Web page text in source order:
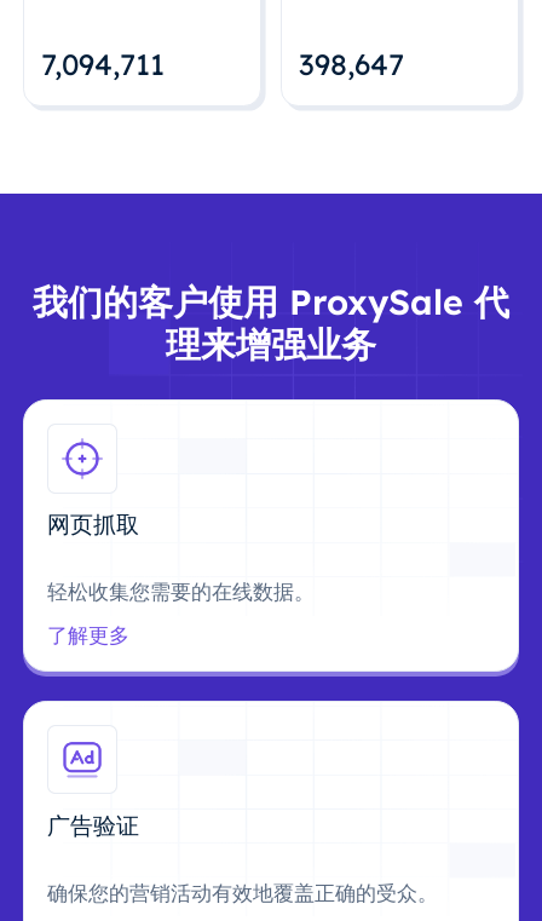
7,094,712 398,648
我们的客户使用 ProxySale 代
理来增强业务
网页抓取
轻松收集您需要的在线数据。
了解更多
广告验证
确保您的营销活动有效地覆盖正确的受众。